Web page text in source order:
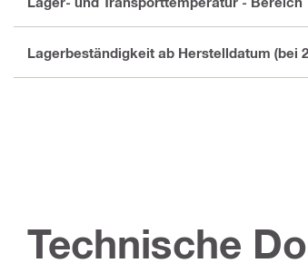
Lagerbeständigkeit ab Herstelldatum (bei
Technische